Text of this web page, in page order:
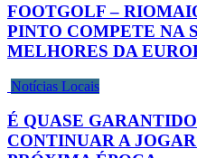
FOOTGOLF –
PINTO COMPETE NA
MELHORES DA
Notícias Locais
É QUASE
CONTINUAR A